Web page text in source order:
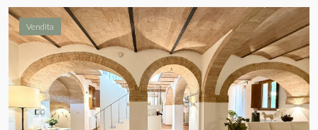
Vendita